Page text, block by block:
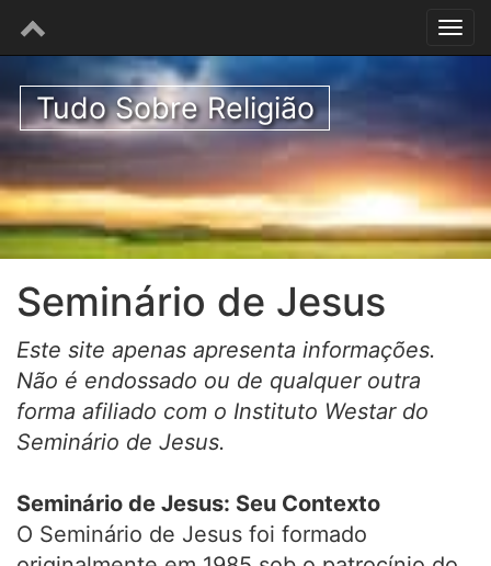
Tudo Sobre Religião
Seminário de Jesus
Este site apenas apresenta informações.
Não é endossado ou de qualquer outra
forma afiliado com o Instituto Westar do
Seminário de Jesus.
Seminário de Jesus: Seu Contexto
O Seminário de Jesus foi formado